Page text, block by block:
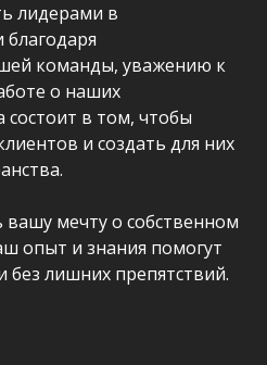
лидерами в
благодаря
команды, уважению к
о наших
состоит в том, чтобы
и создать для них
мечту о собственном
опыт и знания помогут
без лишних препятствий.